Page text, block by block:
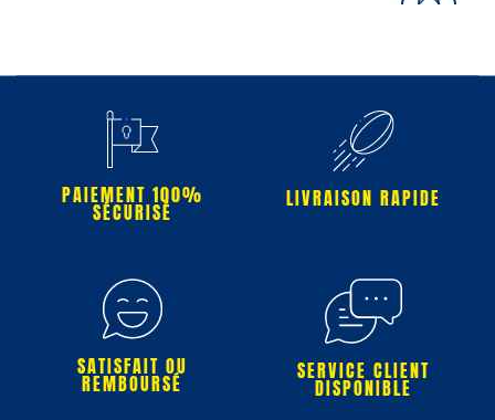
PAIEMENT 100%
SÉCURISÉ
LIVRAISON RAPIDE
SATISFAIT OU
REMBOURSÉ SERVICE CLIENT
DISPONIBLE